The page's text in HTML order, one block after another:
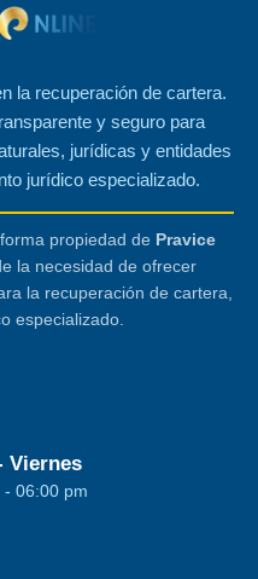
la recuperación de cartera.
y seguro para
jurídicas y entidades
jurídico especializado.
propiedad de Pravice
la necesidad de ofrecer
la recuperación de cartera,
especializado.
Viernes
06:00 pm